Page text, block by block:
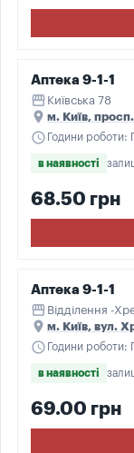
Аптека 9-1-1
storefront Київська 78
place м. Київ,
schedule Години
в наявності
68.50 грн
Аптека 9-1-1
storefront Відділення -
place м. Київ, вул.
schedule Години
в наявності
69.00 грн